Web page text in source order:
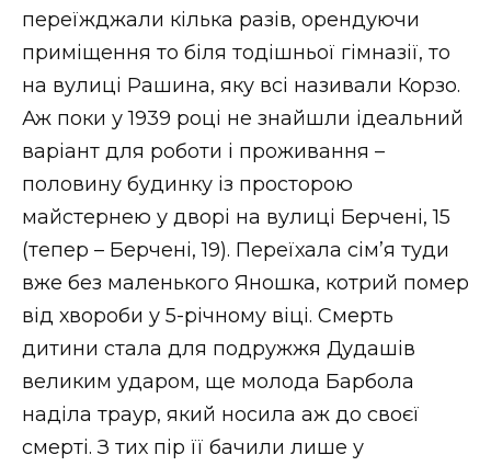
переїжджали кілька разів, орендуючи
приміщення то біля тодішньої гімназії, то
на вулиці Рашина, яку всі називали Корзо.
Аж поки у 1939 році не знайшли ідеальний
варіант для роботи і проживання –
половину будинку із просторою
майстернею у дворі на вулиці Берчені, 15
(тепер – Берчені, 19). Переїхала сім’я туди
вже без маленького Яношка, котрий помер
від хвороби у 5-річному віці. Смерть
дитини стала для подружжя Дудашів
великим ударом, ще молода Барбола
наділа траур, який носила аж до своєї
смерті. З тих пір її бачили лише у